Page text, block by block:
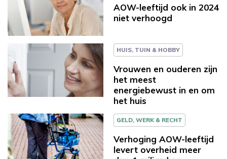
AOW-leeftijd ook in 2024
niet verhoogd
HUIS, TUIN & HOBBY
Vrouwen en ouderen zijn
het meest
energiebewust in en om
het huis
GELD, WERK & RECHT
Verhoging AOW-leeftijd
levert overheid meer